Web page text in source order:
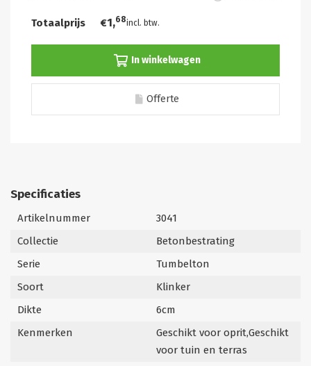
Totaalprijs €1,68incl. btw.
In winkelwagen
Offerte
Specificaties
Artikelnummer
3041
Collectie
Betonbestrating
Serie
Tumbelton
Soort
Klinker
Dikte
6cm
Kenmerken
Geschikt voor oprit,Geschikt
voor tuin en terras